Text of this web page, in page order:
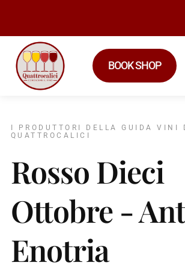
BOOK SHOP
I PRODUTTORI DELLA GUIDA VINI
QUATTROCALICI
Rosso Dieci
Ottobre -
Enotria